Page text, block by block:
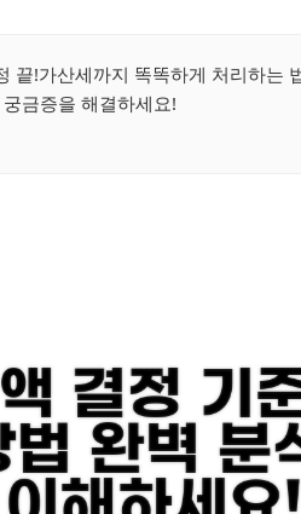
끝!가산세까지 똑똑하게 처리하는
궁금증을 해결하세요!